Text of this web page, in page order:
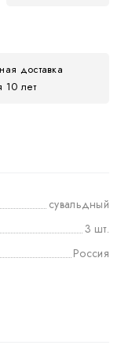
доставка
10 лет
сувальдный
3 шт.
Россия